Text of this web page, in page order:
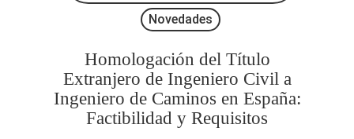
Novedades
Homologación del Título
Extranjero de Ingeniero Civil a
Ingeniero de Caminos en España:
Factibilidad y Requisitos